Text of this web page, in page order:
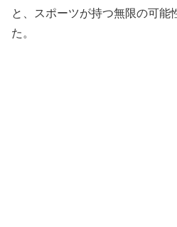
と、スポーツが持つ無限の可能
た。